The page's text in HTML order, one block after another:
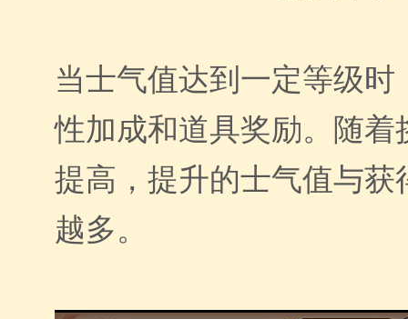
当士气值达到一定等级时
性加成和道具奖励。随着
提高，提升的士气值与获
越多。